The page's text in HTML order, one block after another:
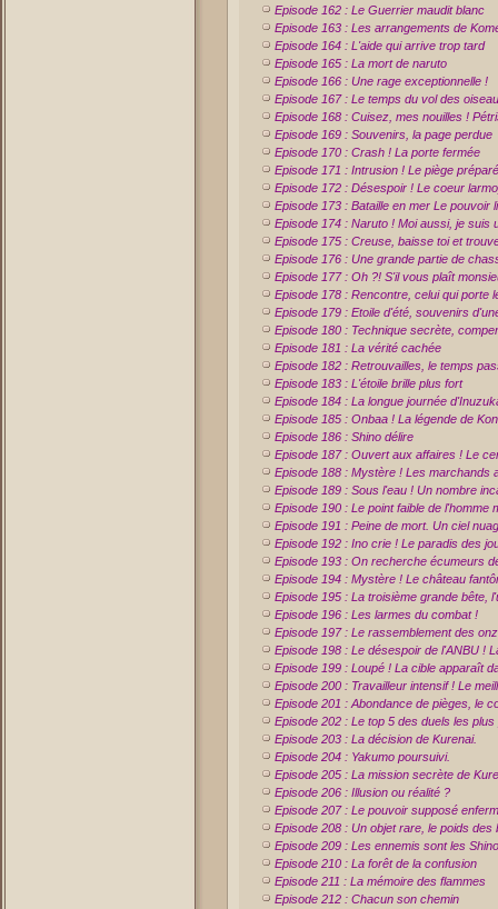
Episode 162 : Le Guerrier maudit blanc
Episode 163 : Les arrangements de
Episode 164 : L'aide qui arrive trop tard
Episode 165 : La mort de naruto
Episode 166 : Une rage exceptionnelle !
Episode 167 : Le temps du vol des
Episode 168 : Cuisez, mes nouilles !
Episode 169 : Souvenirs, la page perdue
Episode 170 : Crash ! La porte fermée
Episode 171 : Intrusion ! Le piège
Episode 172 : Désespoir ! Le coeur
Episode 173 : Bataille en mer Le pouvoir
Episode 174 : Naruto ! Moi aussi, je suis
Episode 175 : Creuse, baisse toi et
Episode 176 : Une grande partie de
Episode 177 : Oh ?! S'il vous plaît
Episode 178 : Rencontre, celui qui porte
Episode 179 : Etoile d'été, souvenirs
Episode 180 : Technique secrète,
Episode 181 : La vérité cachée
Episode 182 : Retrouvailles, le temps
Episode 183 : L'étoile brille plus fort
Episode 184 : La longue journée
Episode 185 : Onbaa ! La légende de
Episode 186 : Shino délire
Episode 187 : Ouvert aux affaires ! Le
Episode 188 : Mystère ! Les marchands
Episode 189 : Sous l'eau ! Un nombre
Episode 190 : Le point faible de l'homme
Episode 191 : Peine de mort. Un ciel
Episode 192 : Ino crie ! Le paradis des
Episode 193 : On recherche écumeurs
Episode 194 : Mystère ! Le château
Episode 195 : La troisième grande bête,
Episode 196 : Les larmes du combat !
Episode 197 : Le rassemblement des
Episode 198 : Le désespoir de l'ANBU !
Episode 199 : Loupé ! La cible apparaît
Episode 200 : Travailleur intensif ! Le
Episode 201 : Abondance de pièges, le
Episode 202 : Le top 5 des duels les plus
Episode 203 : La décision de Kurenai.
Episode 204 : Yakumo poursuivi.
Episode 205 : La mission secrète de
Episode 206 : Illusion ou réalité ?
Episode 207 : Le pouvoir supposé
Episode 208 : Un objet rare, le poids des
Episode 209 : Les ennemis sont les
Episode 210 : La forêt de la confusion
Episode 211 : La mémoire des flammes
Episode 212 : Chacun son chemin